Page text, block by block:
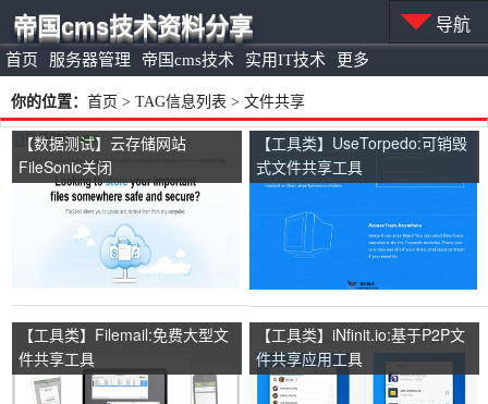
首页 服务器管理 帝国cms技术 实用IT技术 更多
帝国cms技术资料分享 导航
你的位置： 首页 > TAG信息列表 > 文件共享
【数据测试】云存储网站
FileSonic关闭
【工具类】UseTorpedo:可销毁
式文件共享工具
【工具类】Filemail:免费大型文
件共享工具
【工具类】iNfinit.io:基于P2P文
件共享应用工具